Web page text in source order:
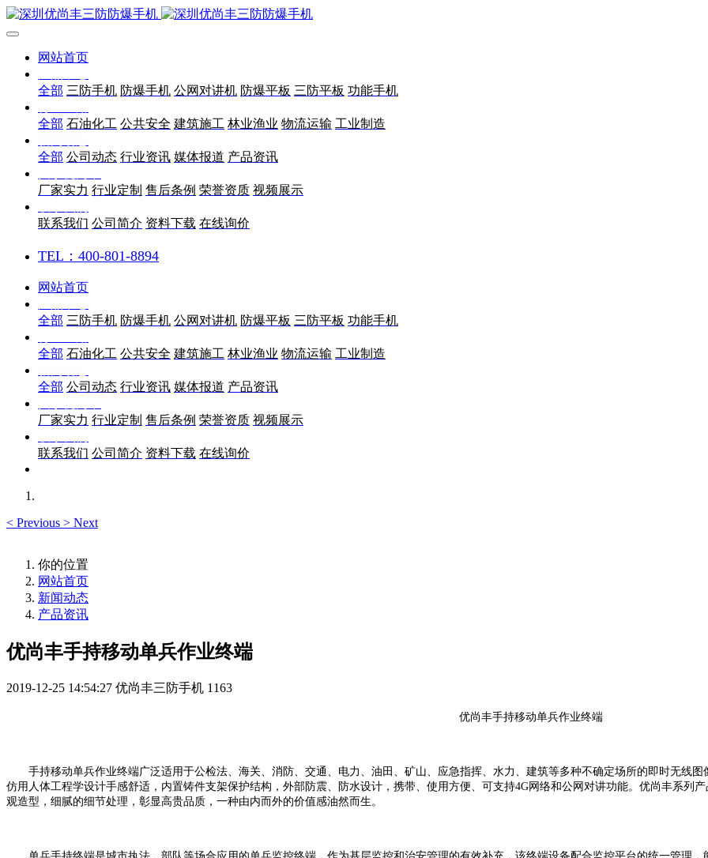
网站首页
全部 三防手机 防爆手机 公网对讲机 防爆平板 三防平板 功能手机
全部 石油化工 公共安全 建筑施工 林业渔业 物流运输 工业制造
全部 公司动态 行业资讯 媒体报道 产品资讯
厂家实力 行业定制 售后条例 荣誉资质 视频展示
联系我们 公司简介 资料下载 在线询价
TEL：400-801-8894
网站首页
全部 三防手机 防爆手机 公网对讲机 防爆平板 三防平板 功能手机
全部 石油化工 公共安全 建筑施工 林业渔业 物流运输 工业制造
全部 公司动态 行业资讯 媒体报道 产品资讯
厂家实力 行业定制 售后条例 荣誉资质 视频展示
联系我们 公司简介 资料下载 在线询价
< Previous > Next
你的位置
网站首页
新闻动态
产品资讯
优尚丰手持移动单兵作业终端
2019-12-25 14:54:27 优尚丰三防手机 1163
优尚丰手持移动单兵作业终端
手持移动单兵作业终端广泛适用于公检法、海关、消防、交通、电力、油田、矿山、应急指挥、水力、建筑等多种不确定场所的即时无线图
仿用 人体工程学设计手感舒适，内置铸件支架保护结构，外部防震、防水设计，携带、使用方便 、可支持4G网络和公网对讲功能。 优尚丰系列 产
观造型，细腻的细节处理，彰显高贵品质，一种由内而外的价值感油然而生。